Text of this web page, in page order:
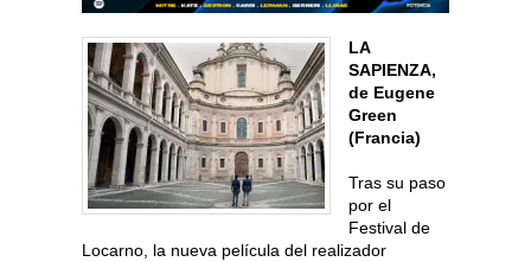
LA
SAPIENZA,
de Eugene
Green
(Francia)
Tras su paso
por el
Festival de
Locarno, la nueva película del realizador